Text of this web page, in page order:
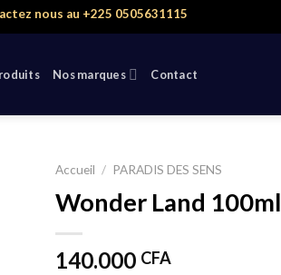
nous au +225 0505631115
Nos marques Contact
Accueil / PARADIS DES SENS
Wonder Land 100ml
140.000 CFA